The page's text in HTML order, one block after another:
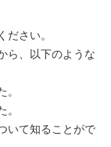
ださい。
ら、以下のような
。
。
いて知ることがで